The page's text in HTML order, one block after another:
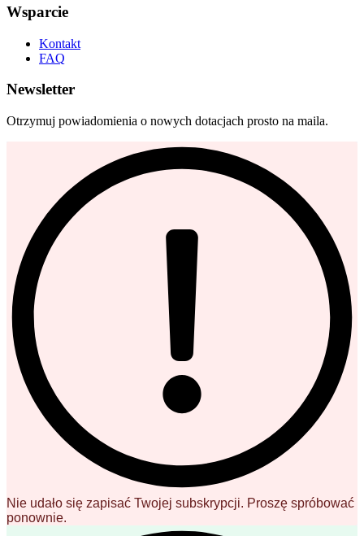
Wsparcie
Kontakt
FAQ
Newsletter
Otrzymuj powiadomienia o nowych dotacjach prosto na maila.
Nie udało się zapisać Twojej subskrypcji. Proszę spróbować
ponownie.